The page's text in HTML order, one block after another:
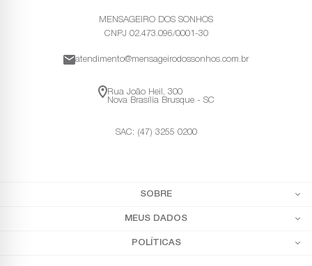
MENSAGEIRO DOS SONHOS
CNPJ 02.473.096/0001-30
atendimento@mensageirodossonhos.com.br
Rua João Heil, 300
Nova Brasília Brusque - SC
SAC: (47) 3255 0200
SOBRE
MEUS DADOS
POLÍTICAS